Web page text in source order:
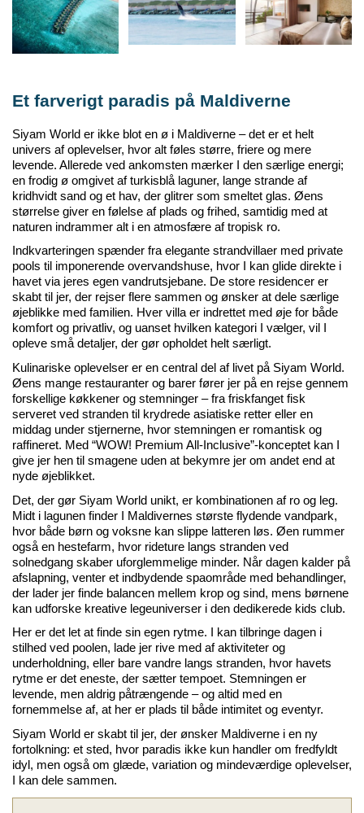
Et farverigt paradis på Maldiverne
Siyam World er ikke blot en ø i Maldiverne – det er et helt
univers af oplevelser, hvor alt føles større, friere og mere
levende. Allerede ved ankomsten mærker I den særlige energi;
en frodig ø omgivet af turkisblå laguner, lange strande af
kridhvidt sand og et hav, der glitrer som smeltet glas. Øens
størrelse giver en følelse af plads og frihed, samtidig med at
naturen indrammer alt i en atmosfære af tropisk ro.
Indkvarteringen spænder fra elegante strandvillaer med private
pools til imponerende overvandshuse, hvor I kan glide direkte i
havet via jeres egen vandrutsjebane. De store residencer er
skabt til jer, der rejser flere sammen og ønsker at dele særlige
øjeblikke med familien. Hver villa er indrettet med øje for både
komfort og privatliv, og uanset hvilken kategori I vælger, vil I
opleve små detaljer, der gør opholdet helt særligt.
Kulinariske oplevelser er en central del af livet på Siyam World.
Øens mange restauranter og barer fører jer på en rejse gennem
forskellige køkkener og stemninger – fra friskfanget fisk
serveret ved stranden til krydrede asiatiske retter eller en
middag under stjernerne, hvor stemningen er romantisk og
raffineret. Med “WOW! Premium All-Inclusive”-konceptet kan I
give jer hen til smagene uden at bekymre jer om andet end at
nyde øjeblikket.
Det, der gør Siyam World unikt, er kombinationen af ro og leg.
Midt i lagunen finder I Maldivernes største flydende vandpark,
hvor både børn og voksne kan slippe latteren løs. Øen rummer
også en hestefarm, hvor rideture langs stranden ved
solnedgang skaber uforglemmelige minder. Når dagen kalder på
afslapning, venter et indbydende spaområde med behandlinger,
der lader jer finde balancen mellem krop og sind, mens børnene
kan udforske kreative legeuniverser i den dedikerede kids club.
Her er det let at finde sin egen rytme. I kan tilbringe dagen i
stilhed ved poolen, lade jer rive med af aktiviteter og
underholdning, eller bare vandre langs stranden, hvor havets
rytme er det eneste, der sætter tempoet. Stemningen er
levende, men aldrig påtrængende – og altid med en
fornemmelse af, at her er plads til både intimitet og eventyr.
Siyam World er skabt til jer, der ønsker Maldiverne i en ny
fortolkning: et sted, hvor paradis ikke kun handler om fredfyldt
idyl, men også om glæde, variation og mindeværdige oplevelser,
I kan dele sammen.